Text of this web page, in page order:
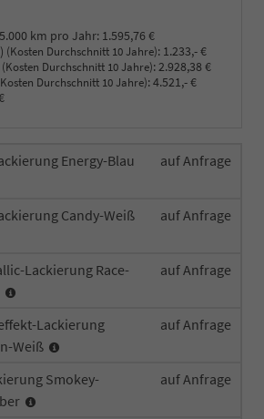
km pro Jahr: 1.595,76 €
(Kosten Durchschnitt 10 Jahre): 1.233,- €
(Kosten Durchschnitt 10 Jahre):2.928,38 €
Durchschnitt 10 Jahre):4.521,- €
Energy-Blau auf Anfrage
Candy-Weiß auf Anfrage
Lackierung Race-
auf Anfrage
Lackierung
Weiß
auf Anfrage
Smokey-
auf Anfrage